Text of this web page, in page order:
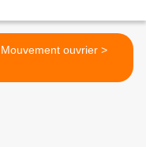
Mouvement ouvrier >